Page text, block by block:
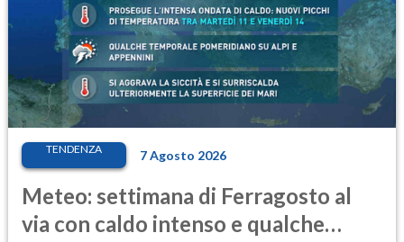
TENDENZA 7 Agosto 2026
Meteo: settimana di Ferragosto al
via con caldo intenso e qualche